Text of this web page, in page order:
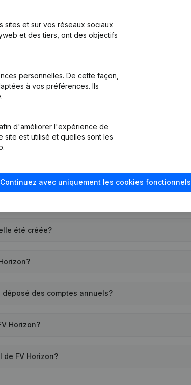
etc...)
été créée?
des comptes annuels?
Horizon?
FV Horizon?
sites et sur vos réseaux sociaux
et des tiers, ont des objectifs
personnelles. De cette façon,
à vos préférences. Ils
d'améliorer l'expérience de
site est utilisé et quelles sont les
Continuez avec uniquement les cookies fonctionnels